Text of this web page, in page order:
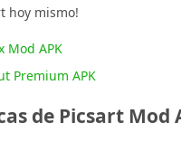
hoy mismo!
Mod APK
Premium APK
de Picsart Mod